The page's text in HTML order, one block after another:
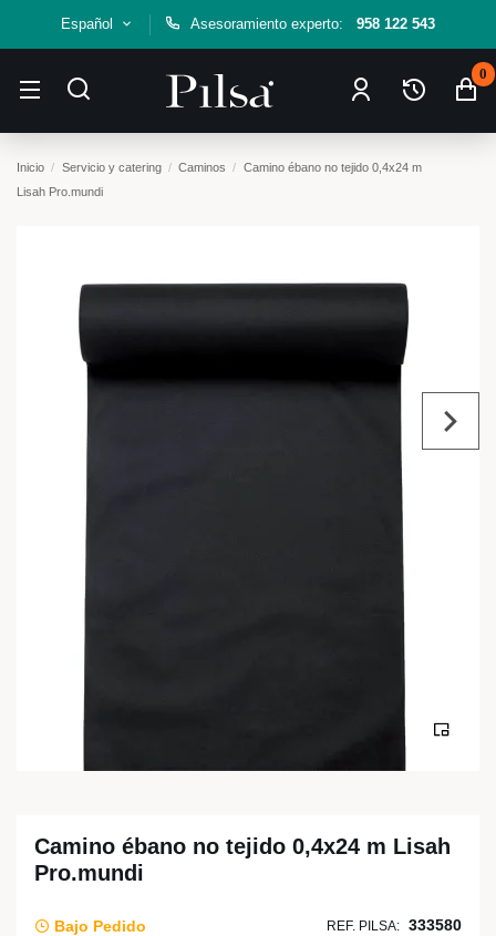
Español Asesoramiento experto: 958 122 543
0
Inicio Servicio y catering Caminos
Camino ébano no tejido 0,4x24 m
Lisah Pro.mundi
Camino ébano no tejido 0,4x24 m Lisah
Pro.mundi
Bajo Pedido REF. PILSA: 333580